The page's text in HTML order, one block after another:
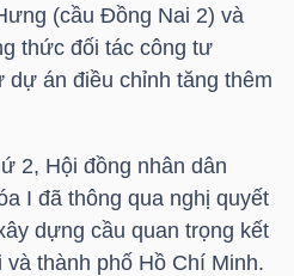
(cầu Đồng Nai 2) và
thức đối tác công tư
dự án điều chỉnh tăng thêm
2, Hội đồng nhân dân
I đã thông qua nghị quyết
dựng cầu quan trọng kết
thành phố Hồ Chí Minh.